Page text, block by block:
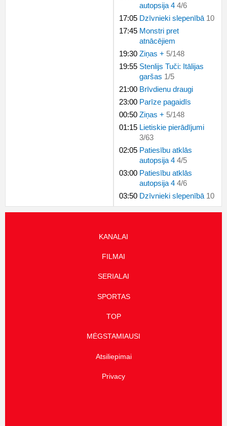
autopsija 4 4/6
17:05 Dzīvnieki slepenībā 10
17:45 Monstri pret
atnācējiem
19:30 Ziņas + 5/148
19:55 Stenlijs Tuči: Itālijas
garšas 1/5
21:00 Brīvdienu draugi
23:00 Parīze pagaidīs
00:50 Ziņas + 5/148
01:15 Lietiskie pierādījumi
3/63
02:05 Patiesību atklās
autopsija 4 4/5
03:00 Patiesību atklās
autopsija 4 4/6
03:50 Dzīvnieki slepenībā 10
KANALAI
FILMAI
SERIALAI
SPORTAS
TOP
MĖGSTAMIAUSI
Atsiliepimai
Privacy